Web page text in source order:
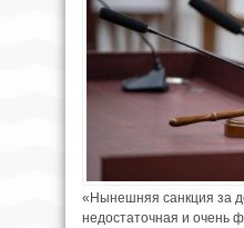
«Нынешняя санкция за
недостаточная и очень